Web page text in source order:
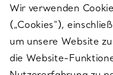
SERVICES
Wir verwenden
(„Cookies“),
um unsere Website
die Website-